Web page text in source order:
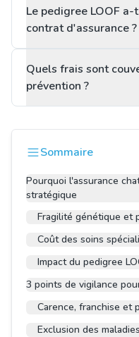
Le pedigree LOOF
contrat d'assurance ?
Quels frais sont
prévention ?
Sommaire
Pourquoi l'assurance
stratégique
Fragilité génétique et
Coût des soins
Impact du pedigree
3 points de vigilance
Carence, franchise et
Exclusion des